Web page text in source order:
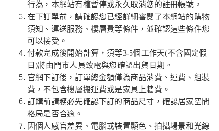
行為，本網站有權暫停或永久取消您的註冊帳號。
在下訂單前，請確認您已經詳細審閱了本網站的購物
須知、運送服務、樓層費等條件，並確認這些條件您
可以接受。
付款完成後開始計算，須等3-5個工作天(不含國定假
日)將由門市人員致電與您確認出貨日期。
官網下訂後，訂單總金額僅為商品消費、運費、組裝
費，不包含樓層搬運費或是家具上牆費。
訂購前請務必先確認下訂的商品尺寸，確認居家空間
格局是否合適。
因個人感官差異、電腦或裝置顯色、拍攝場景和光線